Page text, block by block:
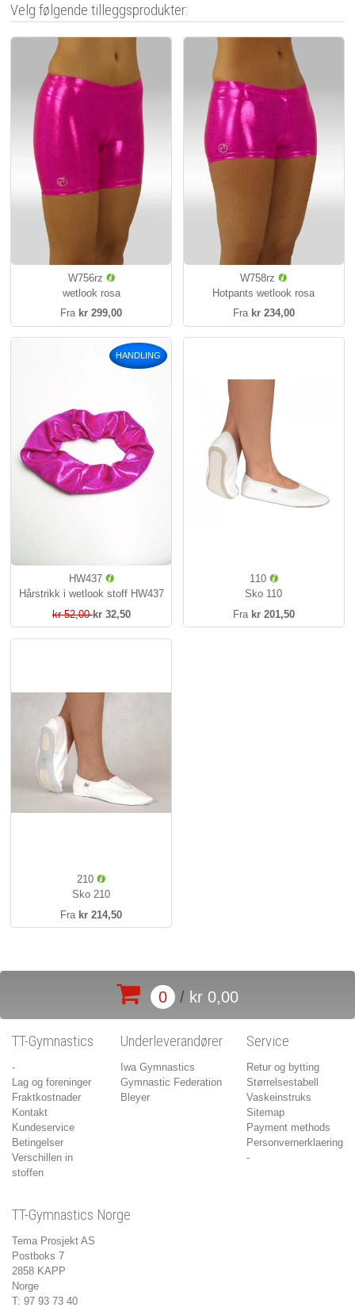
Velg følgende tilleggsprodukter:
W756rz
wetlook rosa
Frakr 299,00
W758rz
Hotpants wetlook rosa
Frakr 234,00
HANDLING
HW437
Hårstrikk i wetlook stoff HW437
kr 52,00kr 32,50
110
Sko 110
Frakr 201,50
210
Sko 210
Fra kr 214,50
0 / kr 0,00
TT-Gymnastics
-
Lag og foreninger
Fraktkostnader
Kontakt
Kundeservice
Betingelser
Verschillen in
stoffen
Underleverandører
Iwa Gymnastics
Gymnastic Federation
Bleyer
Service
Retur og bytting
Størrelsestabell
Vaskeinstruks
Sitemap
Payment methods
Personvernerklaering
-
TT-Gymnastics Norge
Tema Prosjekt AS
Postboks 7
2858 KAPP
Norge
T: 97 93 73 40